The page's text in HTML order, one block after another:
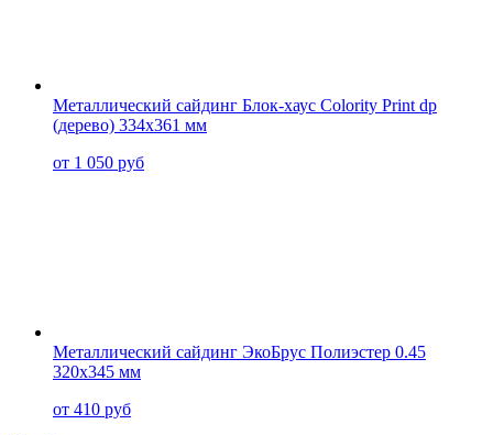
Металлический сайдинг Блок-хаус Colority Print dp
(дерево) 334x361 мм
от 1 050 руб
Металлический сайдинг ЭкоБрус Полиэстер 0.45
320x345 мм
от 410 руб